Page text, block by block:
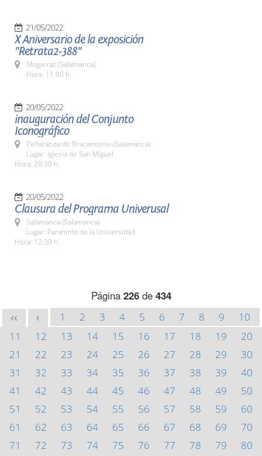
21/05/2022
X Aniversario de la exposición
"Retrata2-388"
Mogarraz (Salamanca)
Hora: 11:00 h.
20/05/2022
inauguración del Conjunto
Iconográfico
Peñaranda de Bracamonte (Salamanca)
Lugar: Iglesia de San Miguel
Hora: 20:30 h.
20/05/2022
Clausura del Programa Univerusal
Salamanca (Salamanca)
Lugar: Paraninfo de la Universidad
Hora: 12:30 h.
Página 226de 434
<< < 1 2 3 4 5 6 7 8 9
10
11
12 13 14 15 16 17 18 19
20
21
22 23 24 25 26 27 28 29
30
31
32 33 34 35 36 37 38 39
40
41
42 43 44 45 46 47 48 49
50
51
52 53 54 55 56 57 58 59
60
61
62 63 64 65 66 67 68 69
70
71
72 73 74 75 76 77 78 79
80